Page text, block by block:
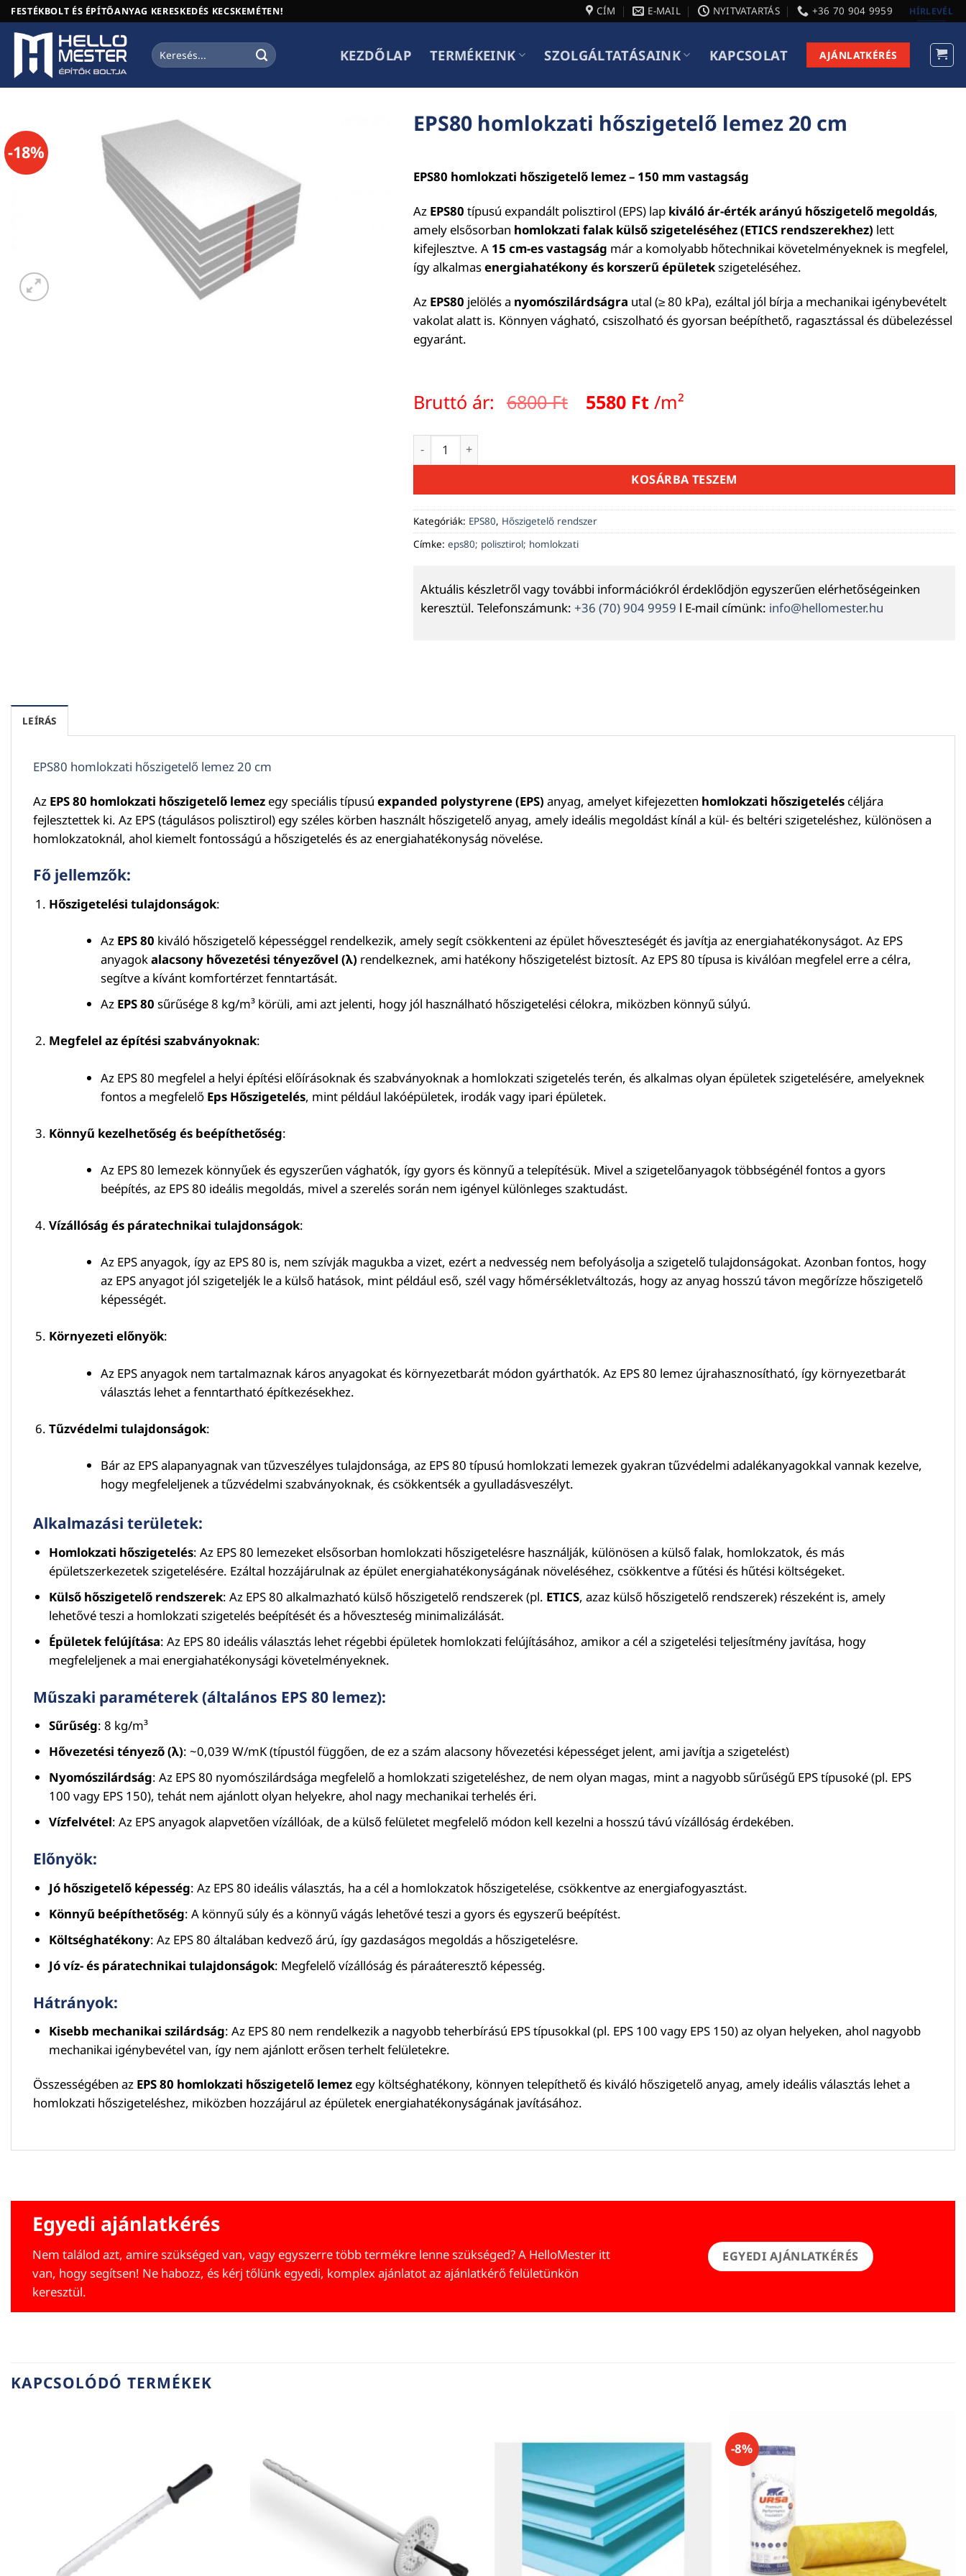
Skip
to
content
FESTÉKBOLT ÉS ÉPÍTŐANYAG KERESKEDÉS KECSKEMÉTEN! CÍM E-MAIL NYITVATARTÁS +36 70 904 9959 HÍRLEVÉL
Keresés
a
KEZDŐLAP TERMÉKEINK SZOLGÁLTATÁSAINK KAPCSOLAT AJÁNLATKÉRÉS
-18%
EPS80 homlokzati hőszigetelő lemez 20 cm
EPS80 homlokzati hőszigetelő lemez – 150 mm vastagság
Az EPS80 típusú expandált polisztirol (EPS) lap kiváló ár-érték arányú hőszigetelő megoldás,
amely elsősorban homlokzati falak külső szigeteléséhez (ETICS rendszerekhez) lett
kifejlesztve. A 15 cm-es vastagság már a komolyabb hőtechnikai követelményeknek is megfelel,
így alkalmasenergiahatékony és korszerű épületekszigeteléséhez.
Az EPS80 jelölés a nyomószilárdságra utal (≥ 80 kPa), ezáltal jól bírja a mechanikai igénybevételt
vakolat alatt is. Könnyen vágható, csiszolható és gyorsan beépíthető, ragasztással és dübelezéssel
egyaránt.
Bruttó ár: 6800Ft Original
5580 FtCurrent
/m²
EPS80 homlokzati hőszigetelő lemez 20 cm mennyiség
KOSÁRBA TESZEM
Kategóriák: EPS80, Hőszigetelő rendszer
Címke: eps80; polisztirol; homlokzati
Aktuális készletről vagy további információkról érdeklődjön egyszerűen elérhetőségeinken
keresztül. Telefonszámunk: +36 (70) 904 9959 l E-mail címünk: info@hellomester.hu
LEÍRÁS
EPS80 homlokzati hőszigetelő lemez 20 cm
Az EPS 80 homlokzati hőszigetelő lemez egy speciális típusú expanded polystyrene (EPS) anyag, amelyet kifejezetten homlokzati hőszigetelés céljára
fejlesztettek ki. Az EPS (tágulásos polisztirol) egy széles körben használt hőszigetelő anyag, amely ideális megoldást kínál a kül- és beltéri szigeteléshez, különösen a
homlokzatoknál, ahol kiemelt fontosságú a hőszigetelés és az energiahatékonyság növelése.
Fő jellemzők:
Hőszigetelési tulajdonságok:
Az EPS 80 kiváló hőszigetelő képességgel rendelkezik, amely segít csökkenteni az épület hőveszteségét és javítja az energiahatékonyságot. Az EPS
anyagokalacsony hővezetési tényezővel (λ) rendelkeznek, ami hatékony hőszigetelést biztosít. Az EPS 80 típusa is kiválóan megfelel erre a célra,
segítve a kívánt komfortérzet fenntartását.
Az EPS 80 sűrűsége 8 kg/m³ körüli, ami azt jelenti, hogy jól használható hőszigetelési célokra, miközben könnyű súlyú.
Megfelel az építési szabványoknak:
Az EPS 80 megfelel a helyi építési előírásoknak és szabványoknak a homlokzati szigetelés terén, és alkalmas olyan épületek szigetelésére, amelyeknek
fontos a megfelelő Eps Hőszigetelés, mint például lakóépületek, irodák vagy ipari épületek.
Könnyű kezelhetőség és beépíthetőség:
Az EPS 80 lemezek könnyűek és egyszerűen vághatók, így gyors és könnyű a telepítésük. Mivel a szigetelőanyagok többségénél fontos a gyors
beépítés, az EPS 80 ideális megoldás, mivel a szerelés során nem igényel különleges szaktudást.
Vízállóság és páratechnikai tulajdonságok:
Az EPS anyagok, így az EPS 80 is, nem szívják magukba a vizet, ezért a nedvesség nem befolyásolja a szigetelő tulajdonságokat. Azonban fontos, hogy
az EPS anyagot jól szigeteljék le a külső hatások, mint például eső, szél vagy hőmérsékletváltozás, hogy az anyag hosszú távon megőrízze hőszigetelő
képességét.
Környezeti előnyök:
Az EPS anyagok nem tartalmaznak káros anyagokat és környezetbarát módon gyárthatók. Az EPS 80 lemez újrahasznosítható, így környezetbarát
választás lehet a fenntartható építkezésekhez.
Tűzvédelmi tulajdonságok:
Bár az EPS alapanyagnak van tűzveszélyes tulajdonsága, az EPS 80 típusú homlokzati lemezek gyakran tűzvédelmi adalékanyagokkal vannak kezelve,
hogy megfeleljenek a tűzvédelmi szabványoknak, és csökkentsék a gyulladásveszélyt.
Alkalmazási területek:
Homlokzati hőszigetelés: Az EPS 80 lemezeket elsősorban homlokzati hőszigetelésre használják, különösen a külső falak, homlokzatok, és más
épületszerkezetek szigetelésére. Ezáltal hozzájárulnak az épület energiahatékonyságának növeléséhez, csökkentve a fűtési és hűtési költségeket.
Külső hőszigetelő rendszerek: Az EPS 80 alkalmazható külső hőszigetelő rendszerek (pl. ETICS, azaz külső hőszigetelő rendszerek) részeként is, amely
lehetővé teszi a homlokzati szigetelés beépítését és a hőveszteség minimalizálását.
Épületek felújítása: Az EPS 80 ideális választás lehet régebbi épületek homlokzati felújításához, amikor a cél a szigetelési teljesítmény javítása, hogy
megfeleljenek a mai energiahatékonysági követelményeknek.
Műszaki paraméterek (általános EPS 80 lemez):
Sűrűség: 8 kg/m³
Hővezetési tényező (λ): ~0,039 W/mK (típustól függően, de ez a szám alacsony hővezetési képességet jelent, ami javítja a szigetelést)
Nyomószilárdság: Az EPS 80 nyomószilárdsága megfelelő a homlokzati szigeteléshez, de nem olyan magas, mint a nagyobb sűrűségű EPS típusoké (pl. EPS
100 vagy EPS 150), tehát nem ajánlott olyan helyekre, ahol nagy mechanikai terhelés éri.
Vízfelvétel: Az EPS anyagok alapvetően vízállóak, de a külső felületet megfelelő módon kell kezelni a hosszú távú vízállóság érdekében.
Előnyök:
Jó hőszigetelő képesség: Az EPS 80 ideális választás, ha a cél a homlokzatok hőszigetelése, csökkentve az energiafogyasztást.
Könnyű beépíthetőség: A könnyű súly és a könnyű vágás lehetővé teszi a gyors és egyszerű beépítést.
Költséghatékony: Az EPS 80 általában kedvező árú, így gazdaságos megoldás a hőszigetelésre.
Jó víz- és páratechnikai tulajdonságok: Megfelelő vízállóság és páraáteresztő képesség.
Hátrányok:
Kisebb mechanikai szilárdság: Az EPS 80 nem rendelkezik a nagyobb teherbírású EPS típusokkal (pl. EPS 100 vagy EPS 150) az olyan helyeken, ahol nagyobb
mechanikai igénybevétel van, így nem ajánlott erősen terhelt felületekre.
Összességében az EPS 80 homlokzati hőszigetelő lemez egy költséghatékony, könnyen telepíthető és kiváló hőszigetelő anyag, amely ideális választás lehet a
homlokzati hőszigeteléshez, miközben hozzájárul az épületek energiahatékonyságának javításához.
Egyedi ajánlatkérés
Nem találod azt, amire szükséged van, vagy egyszerre több termékre lenne szükséged? A HelloMester itt
van, hogy segítsen! Ne habozz, és kérj tőlünk egyedi, komplex ajánlatot az ajánlatkérő felületünkön
keresztül.
EGYEDI AJÁNLATKÉRÉS
KAPCSOLÓDÓ TERMÉKEK
-8%